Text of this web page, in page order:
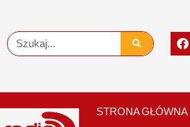
content
Szukaj
F
a
c
o
o
k
STRONA GŁÓWNA